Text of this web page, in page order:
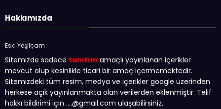
Hakkımızda
Eski Yeşilçam
Sitemizde sadece tanıtım amaçlı yayınlanan içerikler
mevcut olup kesinlikle ticari bir amaç içermemektedir.
Sitemizdeki tüm resim, medya ve içerikler google üzerinden
herkese açık yayınlanmakta olan verilerden eklenmiştir. Telif
hakkı bildirimi için ….@gmail.com ulaşabilirsiniz.